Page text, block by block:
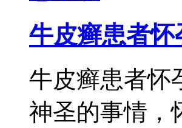
牛皮癣患者怀
牛皮癣患者怀
神圣的事情，